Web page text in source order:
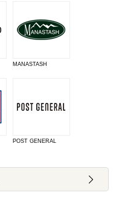
MANASTASH
POST GENERAL